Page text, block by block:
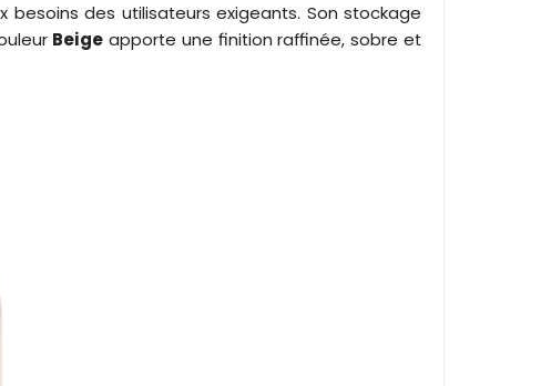
besoins des utilisateurs exigeants. Son stockage
Beige apporte une finition raffinée, sobre et